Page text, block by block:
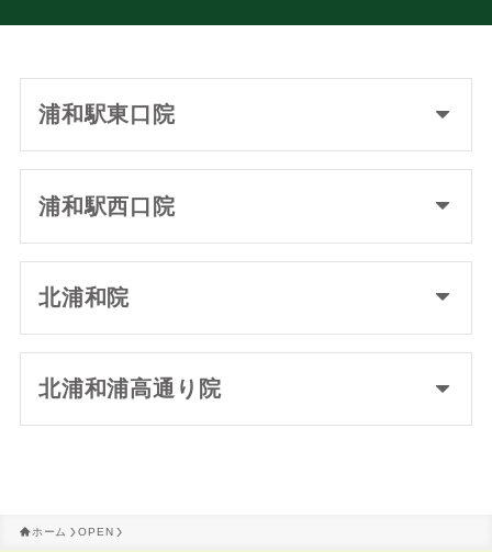
浦和駅東口院
浦和駅西口院
北浦和院
北浦和浦高通り院
ホーム OPEN